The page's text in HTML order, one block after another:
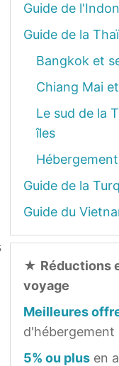
Guide de
Guide de la
Bangkok et
Chiang Mai
Le sud de la
îles
Hébergement
Guide de la
Guide du
★ Réductions
voyage
Meilleures
d'hébergement
5% ou plus en